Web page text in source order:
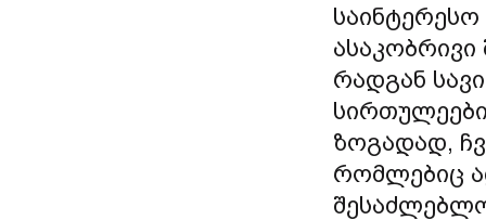
რადგან
ზოგადად,
რომლებიც